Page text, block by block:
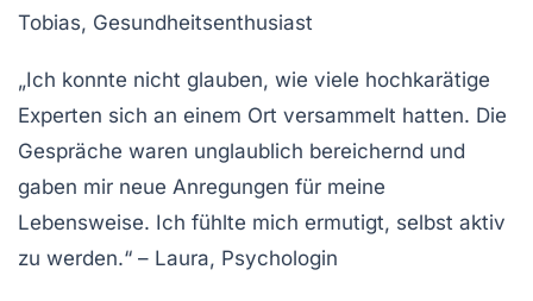
Tobias, Gesundheitsenthusiast
„Ich konnte nicht glauben, wie viele hochkarätige
Experten sich an einem Ort versammelt hatten. Die
Gespräche waren unglaublich bereichernd und
gaben mir neue Anregungen für meine
Lebensweise. Ich fühlte mich ermutigt, selbst aktiv
zu werden.“ – Laura, Psychologin